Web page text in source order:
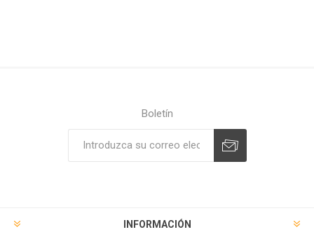
Boletín
INFORMACIÓN